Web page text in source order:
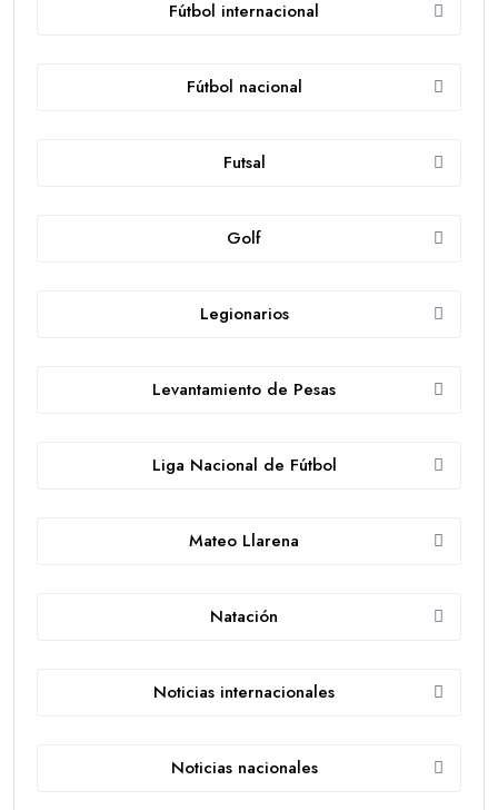
Fútbol internacional
Fútbol nacional
Futsal
Golf
Legionarios
Levantamiento de Pesas
Liga Nacional de Fútbol
Mateo Llarena
Natación
Noticias internacionales
Noticias nacionales